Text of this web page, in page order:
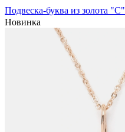
Подвеска-буква из золота "С"
Новинка